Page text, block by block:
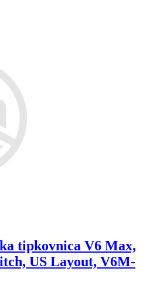
tipkovnica V6 Max,
US Layout, V6M-